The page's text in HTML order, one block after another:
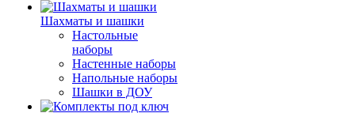
Шахматы и шашки
Настольные
наборы
Настенные наборы
Напольные наборы
Шашки в ДОУ